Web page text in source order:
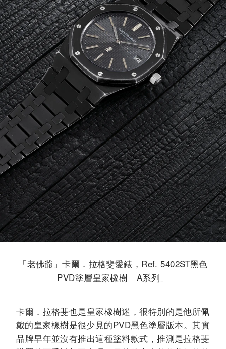
「老佛爺」卡爾．拉格斐愛錶，Ref. 5402ST黑色
PVD塗層皇家橡樹「A系列」
卡爾．拉格斐也是皇家橡樹迷，很特別的是他所佩
戴的皇家橡樹是很少見的PVD黑色塗層版本。其實
品牌早年並沒有推出這種塗料款式，推測是拉格斐